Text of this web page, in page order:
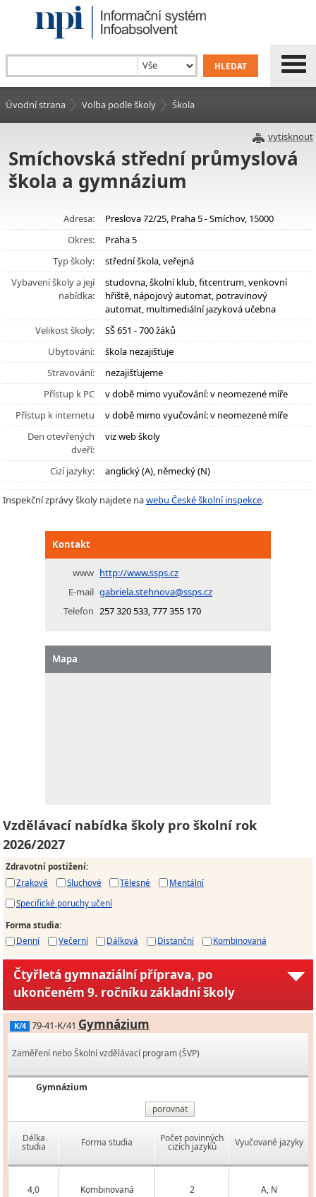
Úvodní strana Volba podle školy Škola
vytisknout
Smíchovská střední průmyslová
škola a gymnázium
Adresa:
Preslova 72/25, Praha 5 - Smíchov, 15000
Okres:
Praha 5
Typ školy:
střední škola, veřejná
Vybavení školy a její
nabídka:
studovna, školní klub, fitcentrum, venkovní
hřiště, nápojový automat, potravinový
automat, multimediální jazyková učebna
Velikost školy:
SŠ 651 - 700 žáků
Ubytování:
škola nezajišťuje
Stravování:
nezajišťujeme
Přístup k PC
v době mimo vyučování: v neomezené míře
Přístup k internetu
v době mimo vyučování: v neomezené míře
Den otevřených
dveří:
viz web školy
Cizí jazyky: anglický (A), německý (N)
Inspekční zprávy školy najdete nawebu České školní inspekce.
Kontakt
www http://www.ssps.cz
E-mail gabriela.stehnova@ssps.cz
Telefon 257 320 533, 777 355 170
Mapa
Vzdělávací nabídka školy pro školní rok
2026/2027
Zdravotní postižení:
Zrakové
Sluchové Tělesné
Mentální
Specifické poruchy učení
Forma studia:
Denní
Večerní Dálková Distanční Kombinovaná
Čtyřletá gymnaziální příprava, po
ukončeném 9. ročníku základní školy
K/4 79-41-K/41 Gymnázium
Zaměření nebo Školní vzdělávací program (ŠVP)
Gymnázium
porovnat
Délka
studia Forma studia Počet povinných
cizích jazyků Vyučované jazyky
4,0 Kombinovaná 2 A, N